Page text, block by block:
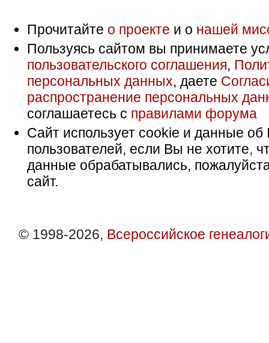
Прочитайте о проекте и о нашей
Пользуясь сайтом вы принимаете
пользовательского соглашения,
персональных данных, даете
распространение персональных
соглашаетесь с правилами форума
Сайт использует cookie и данные об
пользователей, если Вы не хотите,
данные обрабатывались,
сайт.
© 1998-2026, Всероссийское